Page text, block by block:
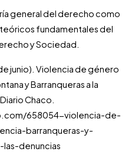
general del derecho como
fundamentales del
y Sociedad.
junio). Violencia de género
y Barranqueras a la
Chaco.
658054-violencia-de-
barranqueras-y-
denuncias